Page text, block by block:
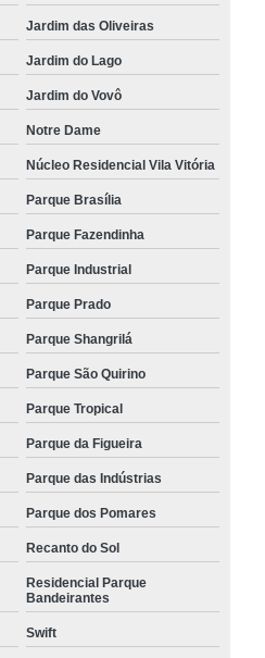
Jardim das Oliveiras
Jardim do Lago
Jardim do Vovô
Notre Dame
Núcleo Residencial Vila Vitória
Parque Brasília
Parque Fazendinha
Parque Industrial
Parque Prado
Parque Shangrilá
Parque São Quirino
Parque Tropical
Parque da Figueira
Parque das Indústrias
Parque dos Pomares
Recanto do Sol
Residencial Parque
Bandeirantes
Swift